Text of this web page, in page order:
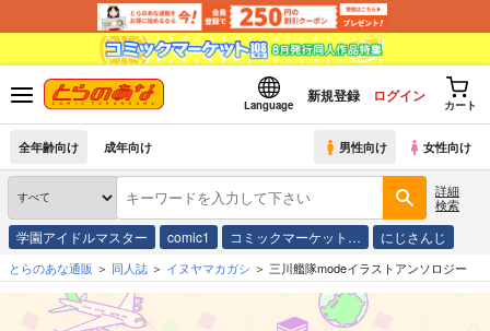
Language
新規登録 ログイン
カート
全年齢向け 成年向け 男性向け 女性向け
詳細
検索
学園アイドルマスター comic1 コミックマーケット… にじさんじ
とらのあな通販 同人誌 イヌヤマカガシ 三川艦隊modeイラストアンソロジー